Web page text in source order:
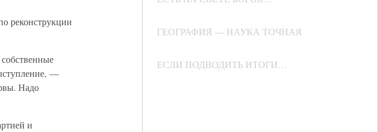
ГЕОГРАФИЯ — НАУКА ТОЧНАЯ
ЕСЛИ ПОДВОДИТЬ ИТОГИ…
реконструкции
—
Надо
и